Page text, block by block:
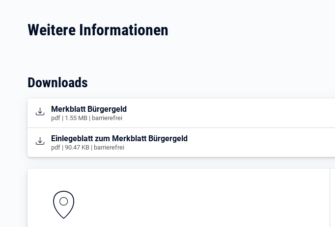
Weitere Informationen
Downloads
Öffnet in neuem Tab
Merkblatt Bürgergeld
pdf | 1.55 MB | barrierefrei
Öffnet in neuem Tab
Einlegeblatt zum Merkblatt Bürgergeld
pdf | 90.47 KB | barrierefrei